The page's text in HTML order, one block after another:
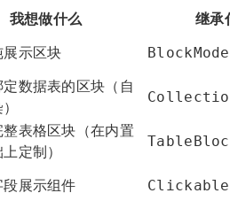
我想做什么 继承
示区块
数据表的区块（自
表格区块（在内置
定制）
展示组件